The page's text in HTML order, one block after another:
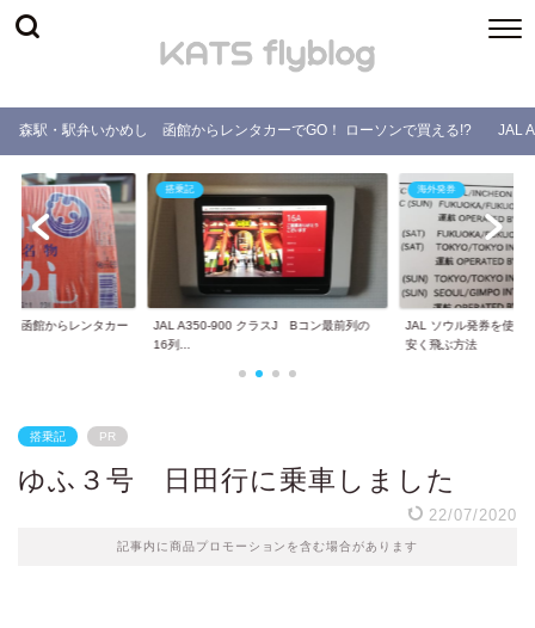
森駅・駅弁いかめし 函館からレンタカーでGO！ ローソンで買える!? JAL
函館からレンタカー
搭乗記
JAL A350-900 クラスJ Bコン最前列の
16列...
海外発券
JAL ソウル発券を使っ
安く飛ぶ方法
搭乗記 PR
ゆふ３号 日田行に乗車しました
22/07/2020
記事内に商品プロモーションを含む場合があります